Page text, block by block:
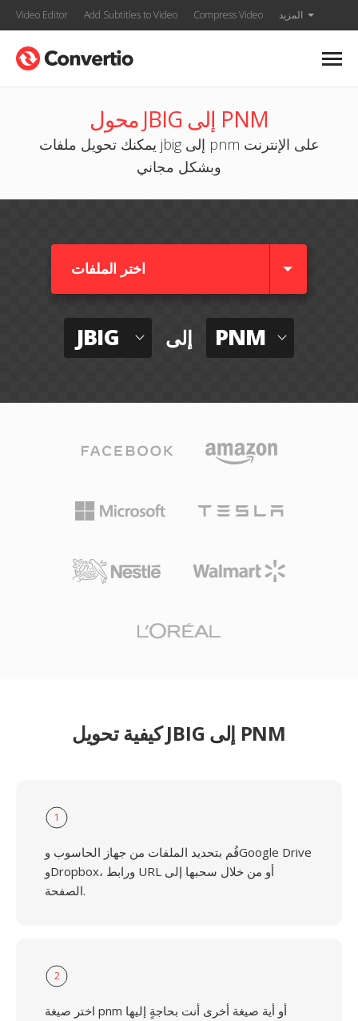
Video Editor Add Subtitles to Video Compress Video المزيد
محول JBIG إلى PNM
يمكنك تحويل ملفات jbig إلى pnm على الإنترنت
وبشكل مجاني
اختر الملفات
JBIG إلى PNM
كيفية تحويل JBIG إلى PNM
1
قُم بتحديد الملفات من جهاز الحاسوب وGoogle Drive
وDropbox، ورابط URL أو من خلال سحبها إلى
الصفحة.
2
اختر صيغة pnm أو أية صيغة أخرى أنت بحاجةٍ إليها